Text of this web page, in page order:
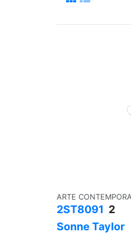
ARTE
2ST8091 2
Sonne Taylor